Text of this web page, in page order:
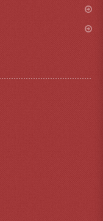
Etc...